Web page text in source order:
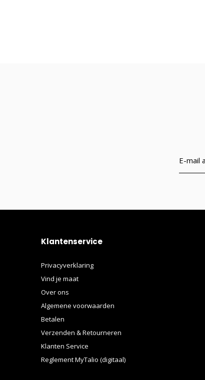
Klantenservice
Privacyverklaring
Vind je maat
Over ons
Algemene voorwaarden
Betalen
Verzenden & Retourneren
Klanten Service
Reglement MyTalio (digitaal)